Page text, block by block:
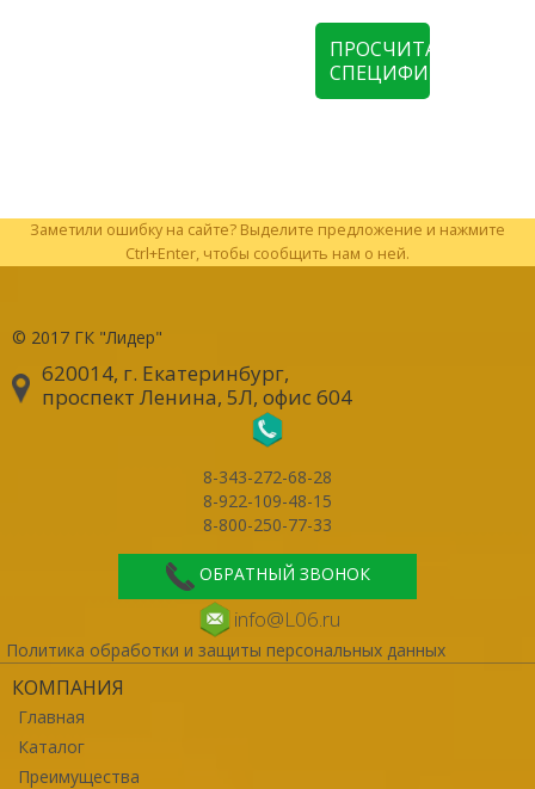
ПРОСЧИТАТЬ
СПЕЦИФИКАЦИЮ
Заметили ошибку на сайте? Выделите предложение и нажмите
Ctrl+Enter, чтобы сообщить нам о ней.
© 2017 ГК "Лидер"
620014, г. Екатеринбург,
проспект Ленина, 5Л, офис 604
8-343-272-68-28
8-922-109-48-15
8-800-250-77-33
ОБРАТНЫЙ ЗВОНОК
info@L06.ru
Политика обработки и защиты персональных данных
КОМПАНИЯ
Главная
Каталог
Преимущества